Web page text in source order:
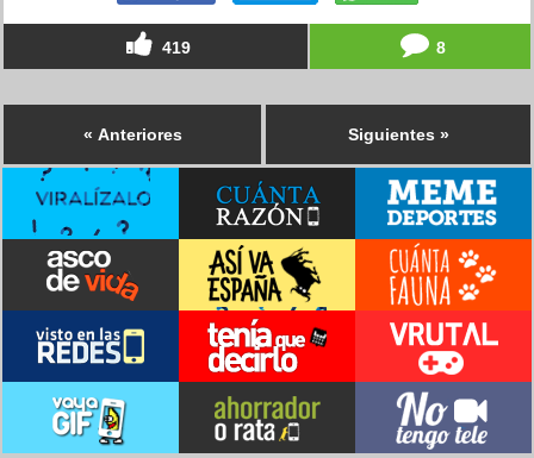
419 8
« Anteriores Siguientes »